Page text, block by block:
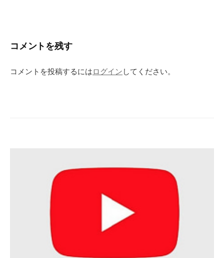
ョ
コメントを残す
コメントを投稿するにはログイン してください。